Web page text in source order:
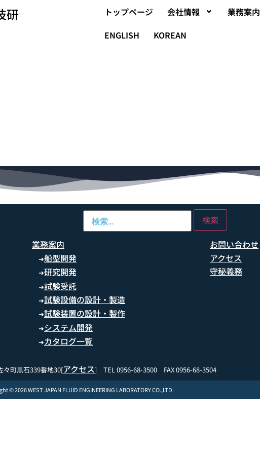
トップページ 会社情報 業務案内
ENGLISH
KOREAN
研
業務案内
➜船型開発
➜研究開発
➜試験受託
➜試験設備の設計・製造
➜試験装置の設計・製作
➜システム開発
➜カタログ一覧
お問い合わせ
アクセス
守秘義務
町黒石339番地30[アクセス] TEL 0956-68-3500 FAX 0956-68-3504
© 2026 WEST JAPAN FLUID ENGINEERING LABORATORY CO.,LTD.